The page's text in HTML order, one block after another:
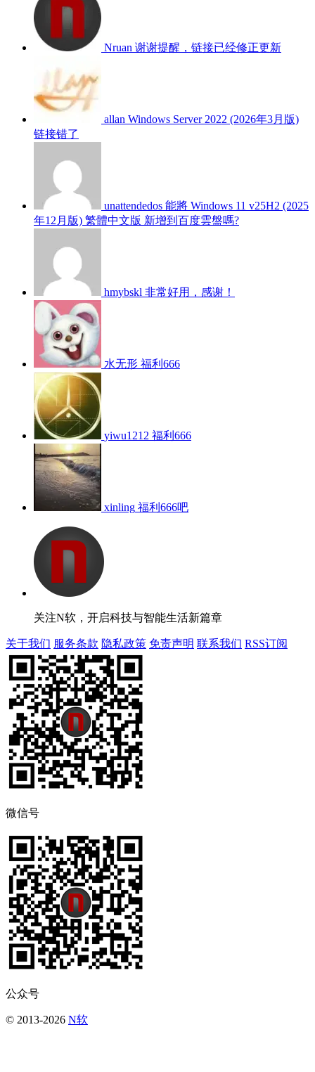
Nruan 谢谢提醒，链接已经修正更新
allan Windows Server 2022 (2026年3月版)
链接错了
unattendedos 能將 Windows 11 v25H2 (2025
年12月版) 繁體中文版 新增到百度雲盤嗎?
hmybskl 非常好用，感谢！
水无形 福利666
yiwu1212 福利666
xinling 福利666吧
关注N软，开启科技与智能生活新篇章
关于我们 服务条款 隐私政策 免责声明 联系我们 RSS订阅
微信号
公众号
© 2013-2026 N软